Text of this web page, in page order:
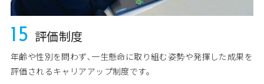
15 評価制度
年齢や性別を問わず､一生懸命に取り組む姿勢や発揮した成果を
評価されるキャリアアップ制度です。